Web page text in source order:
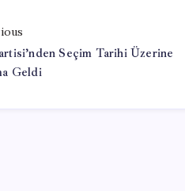
Seçim Tarihi Üzerine
Geldi